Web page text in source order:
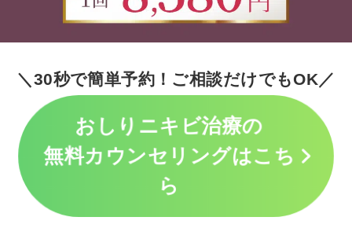
＼30秒で簡単予約！ご相談だけでもOK／
おしりニキビ治療の
無料カウンセリングはこち
ら